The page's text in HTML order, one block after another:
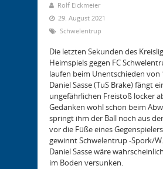
Rolf Eickmeier
29. August 2021
Schwelentrup
Die letzten Sekunden des
Heimspiels gegen FC
laufen beim Unentschieden von
Daniel Sasse (TuS Brake) fängt
ungefährlichen Freistoß locker
Gedanken wohl schon beim
springt ihm der Ball noch aus
vor die Füße eines
gewinnt Schwelentrup -Spork/
Daniel Sasse wäre
im Boden versunken.